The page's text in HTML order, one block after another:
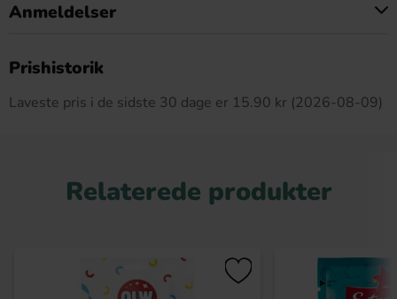
Anmeldelser
Prishistorik
Laveste pris i de sidste 30 dage er 15.90 kr (2026-08-09)
Relaterede produkter